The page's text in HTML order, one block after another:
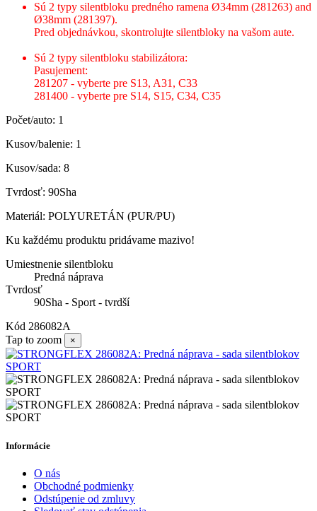
Sú 2 typy silentbloku predného ramena Ø34mm (281263) and
Ø38mm (281397).
Pred objednávkou, skontrolujte silentbloky na vašom aute.
Sú 2 typy silentbloku stabilizátora:
Pasujement:
281207 - vyberte pre S13, A31, C33
281400 - vyberte pre S14, S15, C34, C35
Počet/auto: 1
Kusov/balenie: 1
Kusov/sada: 8
Tvrdosť: 90Sha
Materiál: POLYURETÁN (PUR/PU)
Ku každému produktu pridávame mazivo!
Umiestnenie silentbloku
Predná náprava
Tvrdosť
90Sha - Sport - tvrdší
Kód 286082A
Tap to zoom
×
Informácie
O nás
Obchodné podmienky
Odstúpenie od zmluvy